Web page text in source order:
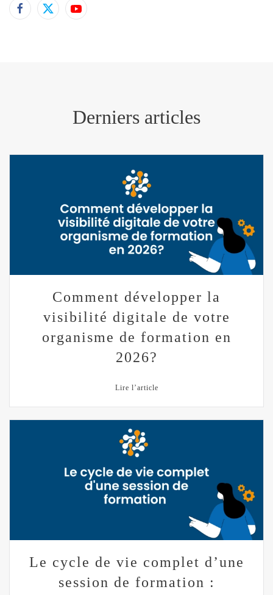
Derniers articles
Comment développer la
visibilité digitale de votre
organisme de formation en
2026?
Lire l’article
Le cycle de vie complet d’une
session de formation :